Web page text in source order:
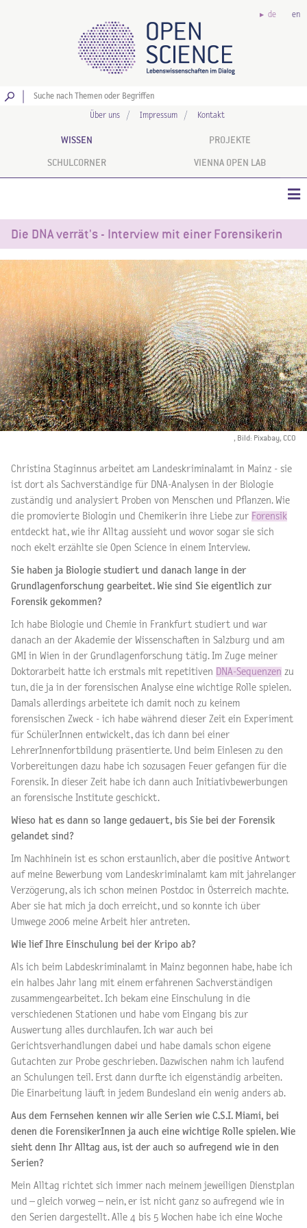
de en
Über uns Impressum Kontakt
WISSEN PROJEKTE
SCHULCORNER VIENNA OPEN LAB
Die DNA verrät's - Interview mit einer Forensikerin
, Bild: Pixabay, CC0
Christina Staginnus arbeitet am Landeskriminalamt in Mainz - sie
ist dort als Sachverständige für DNA-Analysen in der Biologie
zuständig und analysiert Proben von Menschen und Pflanzen. Wie
die promovierte Biologin und Chemikerin ihre Liebe zur Forensik
entdeckt hat, wie ihr Alltag aussieht und wovor sogar sie sich
noch ekelt erzählte sie Open Science in einem Interview.
Sie haben ja Biologie studiert und danach lange in der
Grundlagenforschung gearbeitet. Wie sind Sie eigentlich zur
Forensik gekommen?
Ich habe Biologie und Chemie in Frankfurt studiert und war
danach an der Akademie der Wissenschaften in Salzburg und am
GMI in Wien in der Grundlagenforschung tätig. Im Zuge meiner
Doktorarbeit hatte ich erstmals mit repetitiven
DNA-Sequenzen zu
tun, die ja in der forensischen Analyse eine wichtige Rolle spielen.
Damals allerdings arbeitete ich damit noch zu keinem
forensischen Zweck - ich habe während dieser Zeit ein Experiment
für SchülerInnen entwickelt, das ich dann bei einer
LehrerInnenfortbildung präsentierte. Und beim Einlesen zu den
Vorbereitungen dazu habe ich sozusagen Feuer gefangen für die
Forensik. In dieser Zeit habe ich dann auch Initiativbewerbungen
an forensische Institute geschickt.
Wieso hat es dann so lange gedauert, bis Sie bei der Forensik
gelandet sind?
Im Nachhinein ist es schon erstaunlich, aber die positive Antwort
auf meine Bewerbung vom Landeskriminalamt kam mit jahrelanger
Verzögerung, als ich schon meinen Postdoc in Österreich machte.
Aber sie hat mich ja doch erreicht, und so konnte ich über
Umwege 2006 meine Arbeit hier antreten.
Wie lief Ihre Einschulung bei der Kripo ab?
Als ich beim Labdeskriminalamt in Mainz begonnen habe, habe ich
ein halbes Jahr lang mit einem erfahrenen Sachverständigen
zusammengearbeitet. Ich bekam eine Einschulung in die
verschiedenen Stationen und habe vom Eingang bis zur
Auswertung alles durchlaufen. Ich war auch bei
Gerichtsverhandlungen dabei und habe damals schon eigene
Gutachten zur Probe geschrieben. Dazwischen nahm ich laufend
an Schulungen teil. Erst dann durfte ich eigenständig arbeiten.
Die Einarbeitung läuft in jedem Bundesland ein wenig anders ab.
Aus dem Fernsehen kennen wir alle Serien wie C.S.I. Miami, bei
denen die ForensikerInnen ja auch eine wichtige Rolle spielen. Wie
sieht denn Ihr Alltag aus, ist der auch so aufregend wie in den
Serien?
Mein Alltag richtet sich immer nach meinem jeweiligen Dienstplan
und – gleich vorweg – nein, er ist nicht ganz so aufregend wie in
den Serien dargestellt. Alle 4 bis 5 Wochen habe ich eine Woche